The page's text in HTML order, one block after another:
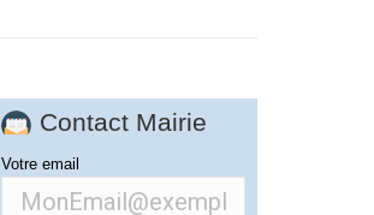
Contact Mairie
Votre email